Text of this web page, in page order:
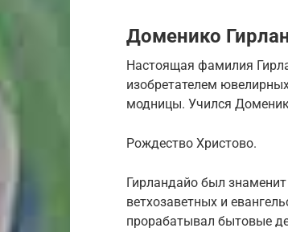
Доменико
Настоящая фамилия
изобретателем
модницы. Учился
Рождество Христово.
Гирландайо был
ветхозаветных и
прорабатывал бытовые